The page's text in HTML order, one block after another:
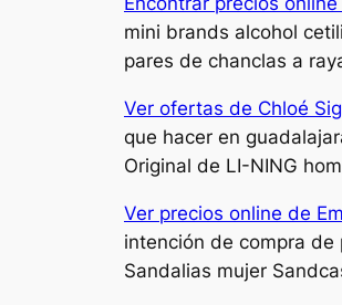
mini brands alcohol
pares de chanclas a
Ver ofertas de Chloé
que hacer en
Original de LI-NING
Ver precios online de
intención de compra
Sandalias mujer